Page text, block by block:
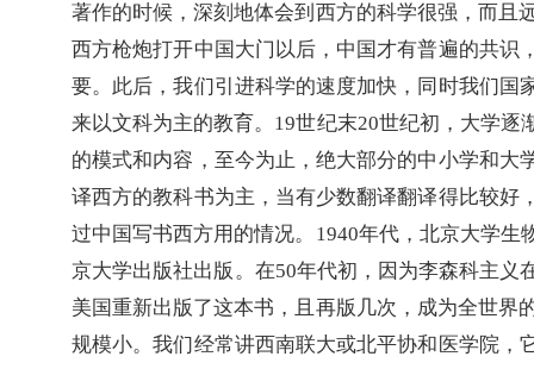
著作的时候，深刻地体会到西方的科学很强，而
西方枪炮打开中国大门以后，中国才有普遍的共
要。此后，我们引进科学的速度加快，同时我们
来以文科为主的教育。 19世纪末20世纪初，大学逐
的模式和内容，至今为止，绝大部分的中小学和
译西方的教科书为主，当有少数翻译翻译得比较
过中国写书西方用的情况。 1940年代，北京大学生
京大学出版社出版。在50年代初，因为李森科主义
美国重新出版了这本书，且再版几次，成为全
规模小。我们经常讲西南联大或北平协和医学院